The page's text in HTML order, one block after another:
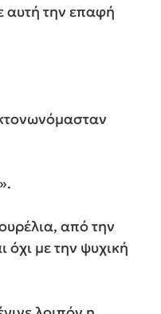
αυτή την επαφή
από την
με την ψυχική